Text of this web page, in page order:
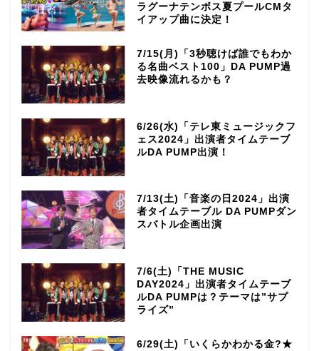
ラグーナテンボス夏プールCMタ
イアップ曲に決定！
7/15(月)「3秒聴けば誰でもわか
る名曲ベスト100」DA PUMP過
去映像流れるかも？
6/26(水)「テレ東ミュージックフ
ェス2024」出演者タイムテーブ
ルDA PUMP出演！
7/13(土)「音楽の日2024」出演
者タイムテーブル DA PUMPダン
スバトル企画出演
7/6(土)「THE MUSIC
DAY2024」出演者タイムテーブ
ルDA PUMPは？テーマは”サプ
ライズ”
6/29(土)「いくらかわかる金?★